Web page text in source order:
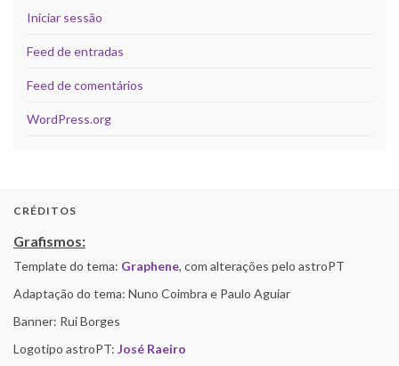
Iniciar sessão
Feed de entradas
Feed de comentários
WordPress.org
CRÉDITOS
Grafismos:
Template do tema: Graphene, com alterações pelo astroPT
Adaptação do tema: Nuno Coimbra e Paulo Aguiar
Banner: Rui Borges
Logotipo astroPT: José Raeiro